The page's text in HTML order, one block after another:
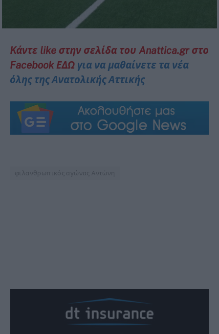
Kάντε like στην σελίδα του Anattica.gr στο
Facebook ΕΔΩ για να μαθαίνετε τα νέα
όλης της Ανατολικής Αττικής
φιλανθρωπικός αγώνας Αντώνη